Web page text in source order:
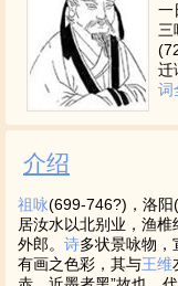
一
三
迁
词
介绍
祖咏(699-746?)，洛阳
居汝水以北别业，渔椎
外郎。 诗多状景咏物，
有画之色彩，其与王维